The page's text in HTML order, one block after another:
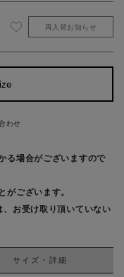
再入荷お知らせ
わせ
る場合がございますので
ございます。
お受け取り頂いていない
サイズ・詳細